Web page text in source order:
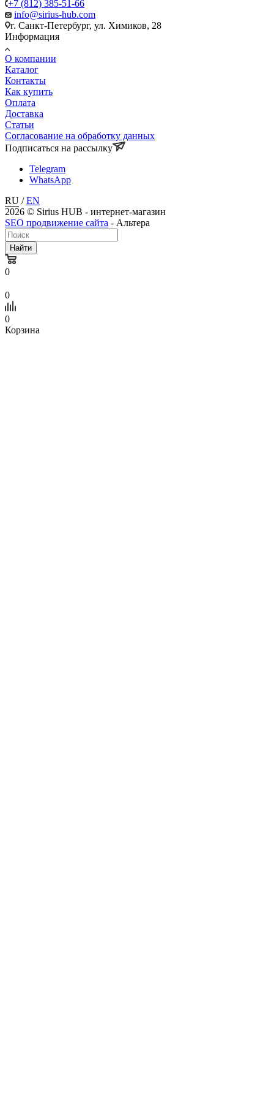
+7 (812) 385-51-66
info@sirius-hub.com
г. Санкт-Петербург, ул. Химиков, 28
Информация
О компании
Каталог
Контакты
Как купить
Оплата
Доставка
Статьи
Согласование на обработку данных
Подписаться на рассылку
Telegram
WhatsApp
RU /EN
2026 © Sirius HUB - интернет-магазин
SEO продвижение сайта - Альтера
Найти
0
0
0
Корзина